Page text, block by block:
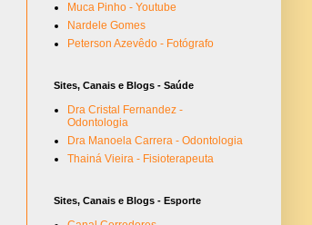
Muca Pinho - Youtube
Nardele Gomes
Peterson Azevêdo - Fotógrafo
Sites, Canais e Blogs - Saúde
Dra Cristal Fernandez -
Odontologia
Dra Manoela Carrera - Odontologia
Thainá Vieira - Fisioterapeuta
Sites, Canais e Blogs - Esporte